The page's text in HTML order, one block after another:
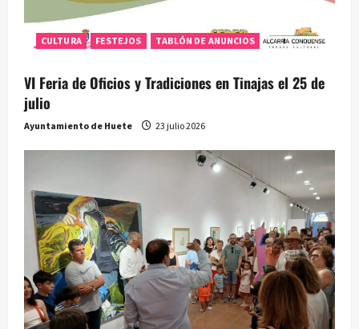
CULTURA FESTEJOS TABLÓN DE ANUNCIOS
VI Feria de Oficios y Tradiciones en Tinajas el 25 de
julio
Ayuntamiento de Huete 23 julio 2026